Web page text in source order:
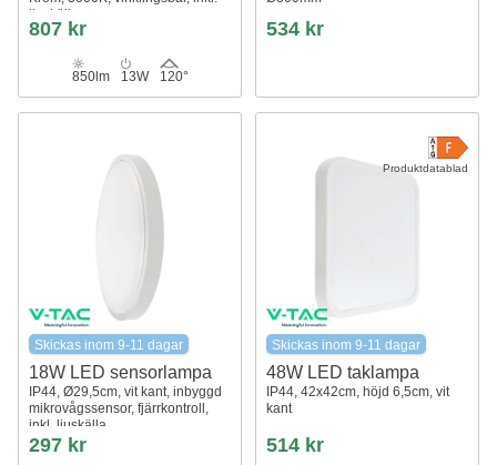
ljuskälla
807 kr
850lm 13W 120°
534 kr
Skickas inom 9-11 dagar
18W LED sensorlampa
IP44, Ø29,5cm, vit kant, inbyggd
mikrovågssensor, fjärrkontroll,
inkl. ljuskälla
297 kr
Produktdatablad
Skickas inom 9-11 dagar
48W LED taklampa
IP44, 42x42cm, höjd 6,5cm, vit
kant
514 kr